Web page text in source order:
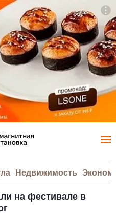
Недвижимость
на фестивале в